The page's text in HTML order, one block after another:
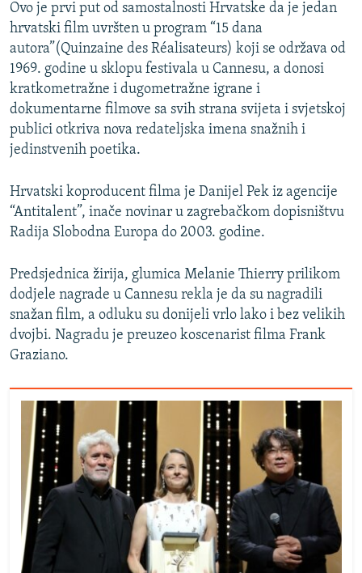
Ovo je prvi put od samostalnosti Hrvatske da je jedan
hrvatski film uvršten u program “15 dana
autora”(Quinzaine des Réalisateurs) koji se održava od
1969. godine u sklopu festivala u Cannesu, a donosi
kratkometražne i dugometražne igrane i
dokumentarne filmove sa svih strana svijeta i svjetskoj
publici otkriva nova redateljska imena snažnih i
jedinstvenih poetika.
Hrvatski koproducent filma je Danijel Pek iz agencije
“Antitalent”, inače novinar u zagrebačkom dopisništvu
Radija Slobodna Europa do 2003. godine.
Predsjednica žirija, glumica Melanie Thierry prilikom
dodjele nagrade u Cannesu rekla je da su nagradili
snažan film, a odluku su donijeli vrlo lako i bez velikih
dvojbi. Nagradu je preuzeo koscenarist filma Frank
Graziano.